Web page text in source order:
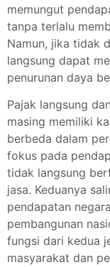
memungut
tanpa terlalu
Namun, jika tidak
langsung dapat
penurunan daya
Pajak langsung
masing memiliki
berbeda dalam
fokus pada
tidak langsung
jasa. Keduanya
pendapatan
pembangunan
fungsi dari kedua
masyarakat dan